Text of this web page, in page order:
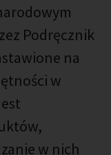
Podręcznik
na
w
w nich